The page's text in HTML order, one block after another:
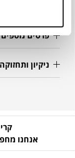
פרטים נוספים
ניקיון ותחזוקה
אנחנו